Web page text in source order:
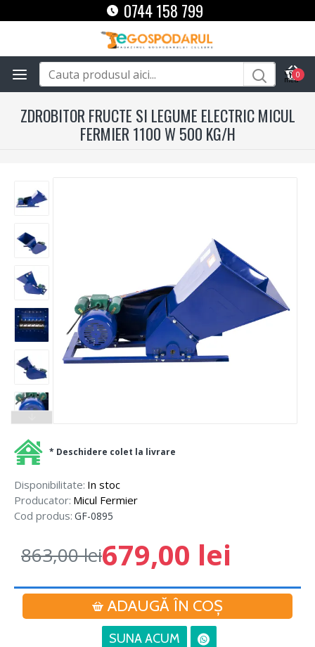
0744 158 799
0
ZDROBITOR FRUCTE SI LEGUME ELECTRIC MICUL
FERMIER 1100 W 500 KG/H
Disponibilitate: In stoc
Producator: Micul Fermier
Cod produs: GF-0895
679,00 lei
863,00 lei
ADAUGĂ ÎN COŞ
SUNA ACUM
* Deschidere colet la livrare